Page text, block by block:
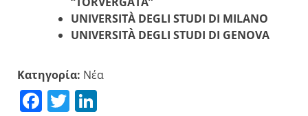
UNIVERSITÀ DEGLI STUDI DI MILANO
UNIVERSITÀ DEGLI STUDI DI GENOVA
Κατηγορία: Νέα
Facebook
Twitter